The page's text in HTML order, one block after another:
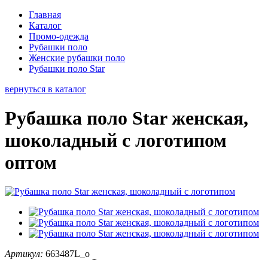
Главная
Каталог
Промо-одежда
Рубашки поло
Женские рубашки поло
Рубашки поло Star
вернуться в каталог
Рубашка поло Star женская,
шоколадный с логотипом
оптом
Артикул: 663487L_o